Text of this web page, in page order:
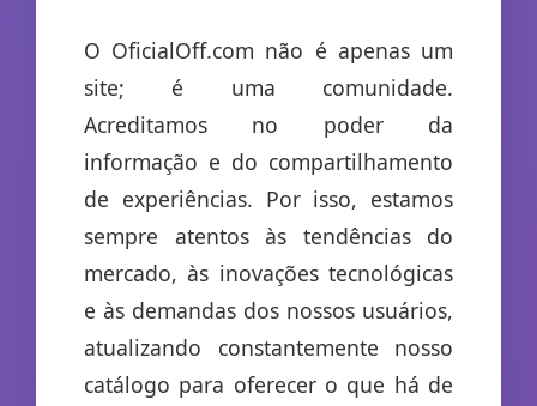
O OficialOff.com não é apenas um
site; é uma comunidade.
Acreditamos no poder da
informação e do compartilhamento
de experiências. Por isso, estamos
sempre atentos às tendências do
mercado, às inovações tecnológicas
e às demandas dos nossos usuários,
atualizando constantemente nosso
catálogo para oferecer o que há de